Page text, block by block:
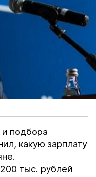
подбора
какую зарплату
тыс. рублей